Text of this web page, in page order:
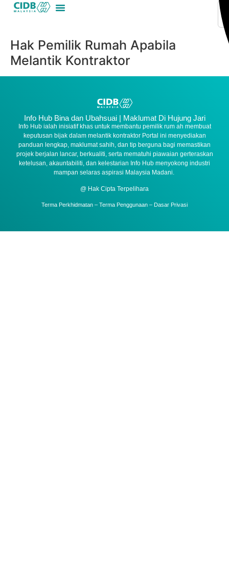
Hak Pemilik Rumah Apabila
Melantik Kontraktor
Info Hub Bina dan Ubahsuai | Maklumat Di Hujung Jari
Info Hub ialah inisiatif khas untuk membantu pemilik rum ah membuat
keputusan bijak dalam melantik kontraktor Portal ini menyediakan
panduan lengkap, maklumat sahih, dan tip berguna bagi memastikan
projek berjalan lancar, berkualiti, serta mematuhi piawaian gerteraskan
ketelusan, akauntabiliti, dan kelestarian Info Hub menyokong industri
mampan selaras aspirasi Malaysia Madani.
@ Hak Cipta Terpelihara
Terma Perkhidmatan – Terma Penggunaan – Dasar Privasi